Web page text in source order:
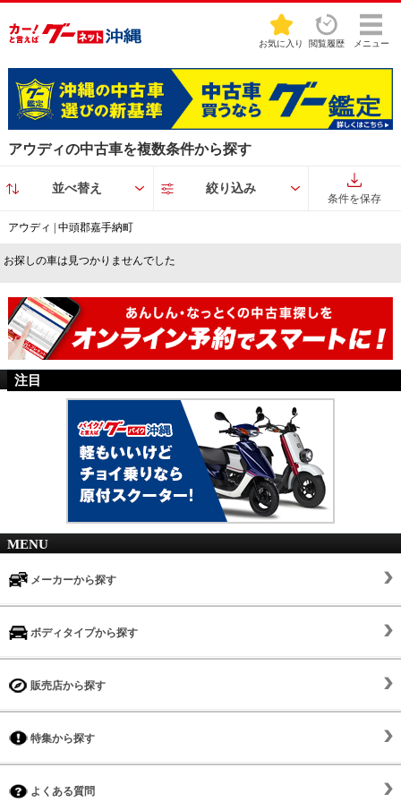
お気に入り 閲覧履歴 メニュー
アウディの中古車を複数条件から探す
並べ替え 絞り込み
条件を保存
アウディ | 中頭郡嘉手納町
お探しの車は見つかりませんでした
注目
MENU
メーカーから探す
ボディタイプから探す
販売店から探す
特集から探す
よくある質問